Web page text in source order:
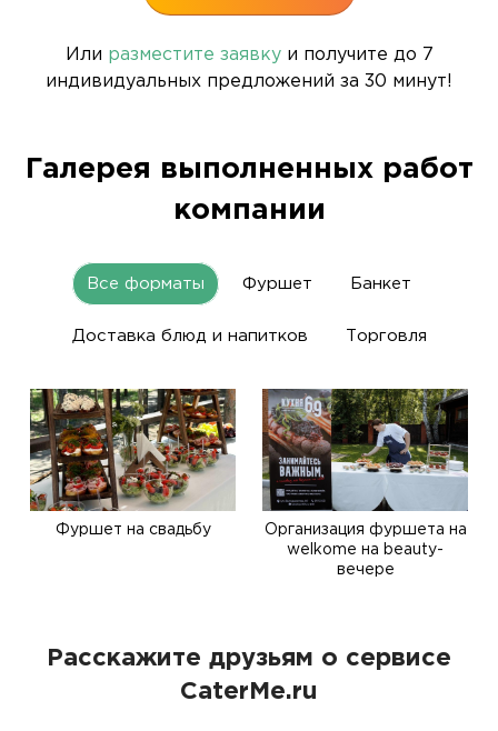
Или разместите заявкуи получите до 7
индивидуальных предложений за 30 минут!
Галерея выполненных работ
компании
Все форматы Фуршет Банкет
Доставка блюд и напитков Торговля
Фуршет на свадьбу
Организация фуршета на
welkome на beauty-
вечере
Расскажите друзьям о сервисе
CaterMe.ru